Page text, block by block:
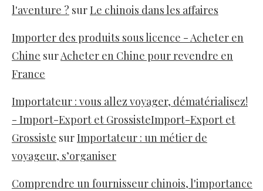
l'aventure ? surLe chinois dans les affaires
Importer des produits sous licence - Acheter en
Chine surAcheter en Chine pour revendre en
France
Importateur : vous allez voyager, dématérialisez!
- Import-Export et GrossisteImport-Export et
Grossiste surImportateur : un métier de
voyageur, s’organiser
Comprendre un fournisseur chinois, l'importance